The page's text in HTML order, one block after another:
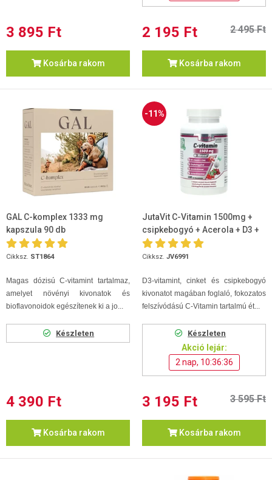
3 895 Ft
Kosárba rakom
2 195 Ft 2 495 Ft
Kosárba rakom
GAL C-komplex 1333 mg
kapszula 90 db
Cikksz. ST1864
Magas dózisú C-vitamint tartalmaz,
amelyet növényi kivonatok és
bioflavonoidok egészítenek ki a jo...
Készleten
4 390 Ft
Kosárba rakom
-11%
JutaVit C-Vitamin 1500mg +
csipkebogyó + Acerola + D3 +
Cink 100db
Cikksz. JV6991
D3-vitamint, cinket és csipkebogyó
kivonatot magában foglaló, fokozatos
felszívódású C-Vitamin tartalmú ét...
Készleten
Akció lejár:
2 nap, 10:36:36
3 195 Ft 3 595 Ft
Kosárba rakom